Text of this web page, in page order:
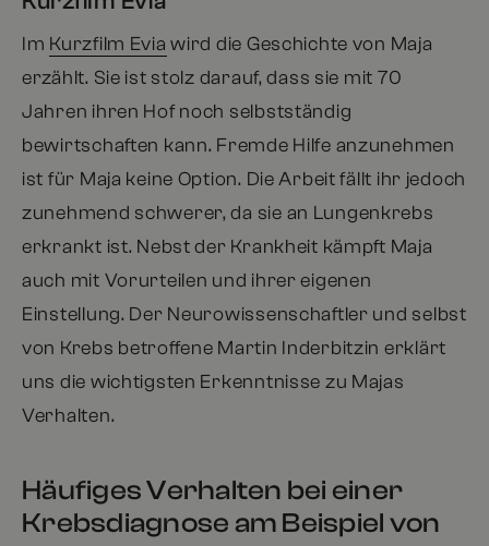
Im Kurzfilm Evia wird die Geschichte von Maja
erzählt. Sie ist stolz darauf, dass sie mit 70
Jahren ihren Hof noch selbstständig
bewirtschaften kann. Fremde Hilfe anzunehmen
ist für Maja keine Option. Die Arbeit fällt ihr jedoch
zunehmend schwerer, da sie an Lungenkrebs
erkrankt ist. Nebst der Krankheit kämpft Maja
auch mit Vorurteilen und ihrer eigenen
Einstellung. Der Neurowissenschaftler und selbst
von Krebs betroffene Martin Inderbitzin erklärt
uns die wichtigsten Erkenntnisse zu Majas
Verhalten.
Häufiges Verhalten bei einer
Krebsdiagnose am Beispiel von